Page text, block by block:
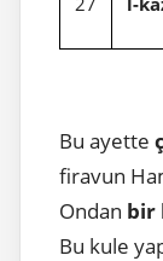
Bu ayette
firavun
Ondan bir
Bu kule